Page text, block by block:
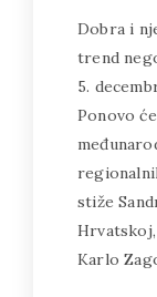
Dobra i
trend
5.
Ponovo
stiže
Karlo